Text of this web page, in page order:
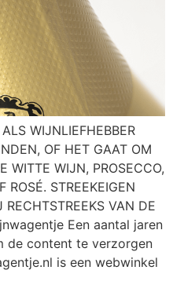
WIJNLIEFHEBBER
OF HET GAAT OM
WITTE WIJN, PROSECCO,
ROSÉ. STREEKEIGEN
VAN DE
Een aantal jaren
de content te verzorgen
is een webwinkel